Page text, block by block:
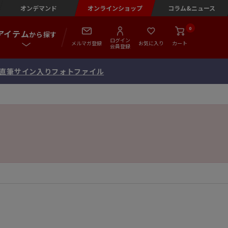
オンデマンド オンラインショップ コラム&ニュース
イテムから探す
メルマガ登録
ログイン
会員登録
お気に入り カート
0
筆サイン入りフォトファイル